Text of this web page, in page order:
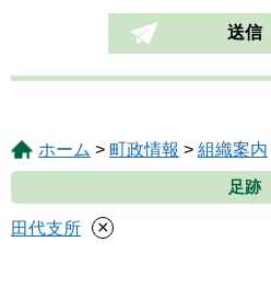
ホーム > 町政情報 > 組織案内
足跡
田代支所 ×